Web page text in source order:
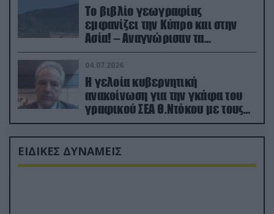
Το βιβλίο γεωγραφίας
εμφανίζει την Κύπρο και στην
Ασία! – Αναγνώρισαν τα
κατεχόμενα; (φωτο)
04.07.2026
Η γελοία κυβερνητική
ανακοίνωση για την γκάφα του
γραφικού ΣΕΑ Θ.Ντόκου με τους
Ρώσους φαρσέρ
ΕΙΔΙΚΕΣ ΔΥΝΑΜΕΙΣ